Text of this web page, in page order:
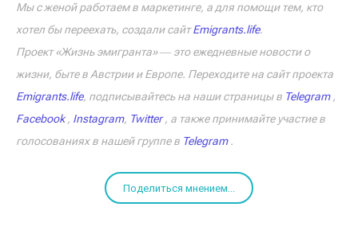
Мы с женой работаем в маркетинге, а для помощи тем, кто
хотел бы переехать, создали сайтEmigrants.life.
Проект «Жизнь эмигранта» ― это ежедневные новости о
жизни, быте в Австрии и Европе. Переходите на сайт проекта
Emigrants.life, подписывайтесь на наши страницы в Telegram,
Facebook, Instagram, Twitter, а также принимайте участие в
голосованиях в нашей группе в Telegram.
Поделиться мнением...